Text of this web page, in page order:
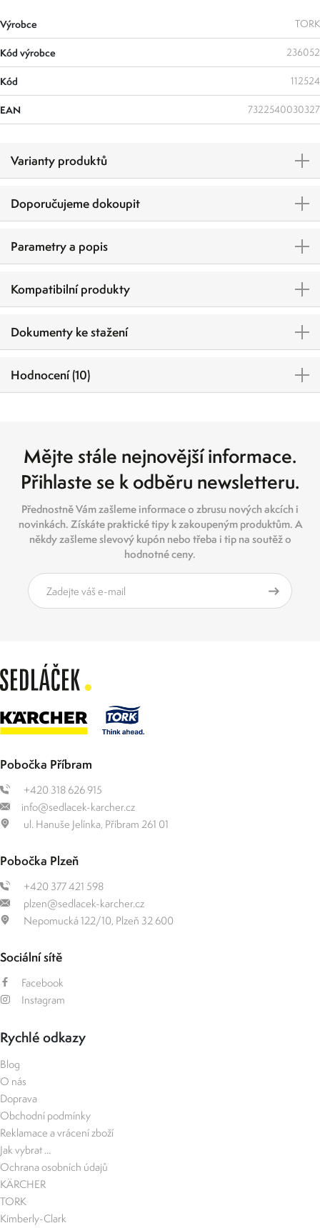
Výrobce TORK
Kód výrobce 236052
Kód 112524
EAN 7322540030327
Varianty produktů
Doporučujeme dokoupit
Parametry a popis
Kompatibilní produkty
Dokumenty ke stažení
Hodnocení (10)
Mějte stále nejnovější informace.
Přihlaste se k odběru newsletteru.
Přednostně Vám zašleme informace o zbrusu nových akcích i
novinkách. Získáte praktické tipy k zakoupeným produktům. A
někdy zašleme slevový kupón nebo třeba i tip na soutěž o
hodnotné ceny.
Pobočka Příbram
+420 318 626 915
info@sedlacek-karcher.cz
ul. Hanuše Jelínka, Příbram 261 01
Pobočka Plzeň
+420 377 421 598
plzen@sedlacek-karcher.cz
Nepomucká 122/10, Plzeň 32 600
Sociální sítě
Facebook
Instagram
Rychlé odkazy
Blog
O nás
Doprava
Obchodní podmínky
Reklamace a vrácení zboží
Jak vybrat ...
Ochrana osobních údajů
KÄRCHER
TORK
Kimberly-Clark